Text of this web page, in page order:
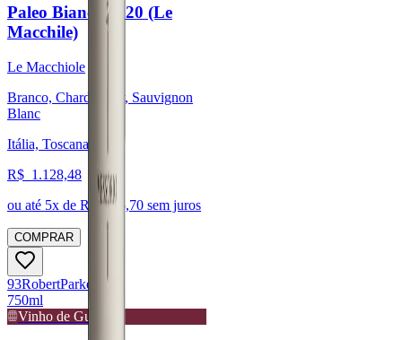
Paleo Bianco 2020 (Le
Macchile)
Le Macchiole
Branco, Chardonnay, Sauvignon
Blanc
Itália, Toscana
R$ 1.128,48
ou até 5x de R$ 225,70 sem juros
COMPRAR
93RobertParker
750ml
Vinho de Guarda